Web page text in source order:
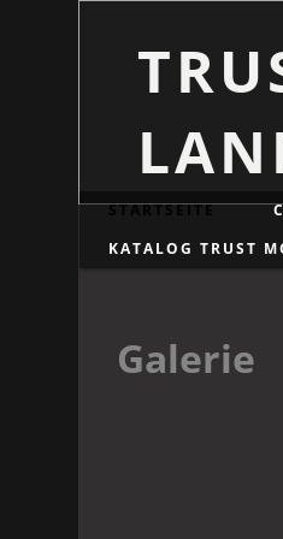
STARTSEITE
KATALOG TRUST
Galerie